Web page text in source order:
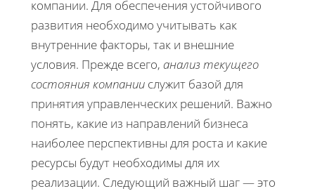
компании. Для обеспечения устойчивого
развития необходимо учитывать как
внутренние факторы, так и внешние
условия. Прежде всего, анализ текущего
состояния компании служит базой для
принятия управленческих решений. Важно
понять, какие из направлений бизнеса
наиболее перспективны для роста и какие
ресурсы будут необходимы для их
реализации. Следующий важный шаг — это